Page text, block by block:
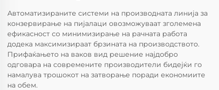
Автоматизираните системи на производната линија за
конзервирање на пијалаци овозможуваат зголемена
ефикасност со минимизирање на рачната работа
додека максимизираат брзината на производството.
Прифаќањето на ваков вид решение најдобро
одговара на современите производители бидејќи го
намалува трошокот на затворање поради економиите
на обем.